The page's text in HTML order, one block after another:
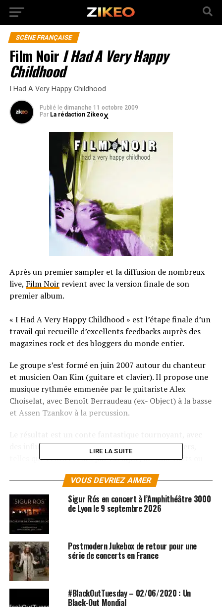
SCÈNE FRANÇAISE
Film Noir I Had A Very Happy
Childhood
I Had A Very Happy Childhood
Publié le dimanche 11 octobre 2009
Par La rédaction Zikeo
Après un premier sampler et la diffusion de nombreux
live, Film Noirrevient avec la version finale de son
premier album.
« I Had A Very Happy Childhood » est l’étape finale d’un
travail qui recueille d’excellents feedbacks auprès des
magazines rock et des bloggers du monde entier.
Le groupe s’est formé en juin 2007 autour du chanteur
et musicien Oan Kim (guitare et clavier). Il propose une
musique rythmée emmenée par le guitariste Alex
Choiselat, avec Benoît Berraudeau (ex- Object) à la basse
et Assen Tzankov à la percussion.
des influences allant deRadioheadà Jazz Butchers,
telles que celles Feelies par exemple, de Tom Waits ou
Higelin).
LES ALBUMS DE FILM NOIR SONT DISPONIBLES ICI
SUJETS ASSOCIÉS:
LIRE LA SUITE
VOUS DEVRIEZ AIMER
Sigur Rós en concert à l’Amphithéâtre 3000
de Lyon le 9 septembre 2026
Postmodern Jukebox de retour pour une
série de concerts en France
#BlackOutTuesday – 02/06/2020 : Un
Black-Out Mondial